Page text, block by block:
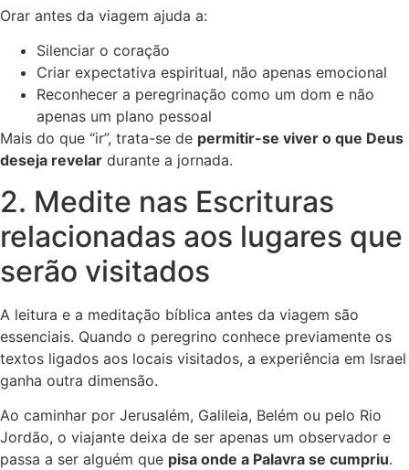
Orar antes da viagem ajuda a:
Silenciar o coração
Criar expectativa espiritual, não apenas emocional
Reconhecer a peregrinação como um dom e não
apenas um plano pessoal
Mais do que “ir”, trata-se de permitir-se viver o que Deus
deseja revelar durante a jornada.
2. Medite nas Escrituras
relacionadas aos lugares que
serão visitados
A leitura e a meditação bíblica antes da viagem são
essenciais. Quando o peregrino conhece previamente os
textos ligados aos locais visitados, a experiência em Israel
ganha outra dimensão.
Ao caminhar por Jerusalém, Galileia, Belém ou pelo Rio
Jordão, o viajante deixa de ser apenas um observador e
passa a ser alguém que pisa onde a Palavra se cumpriu.